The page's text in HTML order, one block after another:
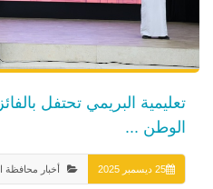
تعليمية البريمي تحتفل
الوطن ...
25 ديسمبر 2025 أخبار محافظة